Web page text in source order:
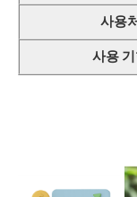
사용
사용